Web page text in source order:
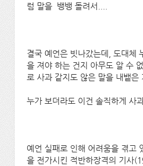
럼 말을 뱅뱅 돌려서....
결국 예언은 빗나갔는데, 도대체
을 져야 하는 건지 아무도 알 수
로 사과 같지도 않은 말을 내뱉은
누가 보더라도 이건 솔직하게 사
예언 실패로 인해 어려움을 겪고
을 전가시킨 적반하장격의 기사